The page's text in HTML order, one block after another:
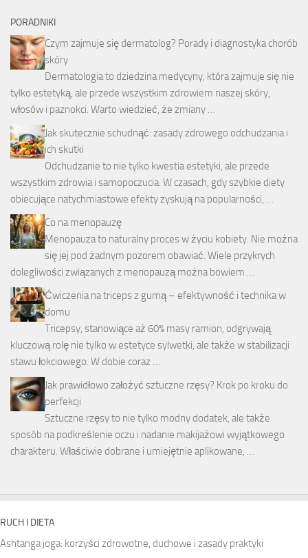
PORADNIKI
Czym zajmuje się dermatolog? Porady i diagnostyka chorób
skóry
Dermatologia to dziedzina medycyny, która zajmuje się nie
tylko estetyką, ale przede wszystkim zdrowiem naszej skóry,
włosów i paznokci. Warto wiedzieć, że zmiany …
Jak skutecznie schudnąć: zasady zdrowego odchudzania i
ich skutki
Odchudzanie to nie tylko kwestia estetyki, ale przede
wszystkim zdrowia i samopoczucia. W czasach, gdy szybkie diety
obiecujące natychmiastowe efekty zyskują na popularności, …
Co na menopauzę
Menopauza to naturalny proces w życiu kobiety. Nie można
się jej pod żadnym pozorem obawiać. Wiele przykrych
dolegliwości związanych z menopauzą można bowiem …
Ćwiczenia na triceps z gumą – efektywność i technika w
domu
Tricepsy, stanowiące aż 60% masy ramion, odgrywają
kluczową rolę nie tylko w estetyce sylwetki, ale także w stabilizacji
stawu łokciowego. W dobie coraz …
Jak prawidłowo założyć sztuczne rzęsy? Krok po kroku do
perfekcji
Sztuczne rzęsy to nie tylko modny dodatek, ale także
sposób na podkreślenie oczu i nadanie makijażowi wyjątkowego
charakteru. Właściwie dobrane i umiejętnie aplikowane, …
RUCH I DIETA
Ashtanga joga: korzyści zdrowotne, duchowe i zasady praktyki